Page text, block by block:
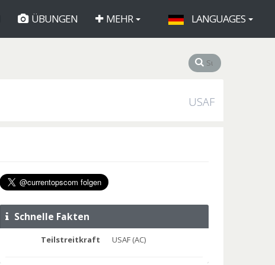
ÜBUNGEN MEHR LANGUAGES
USAF
Schnelle Fakten
Teilstreitkraft USAF (AC)